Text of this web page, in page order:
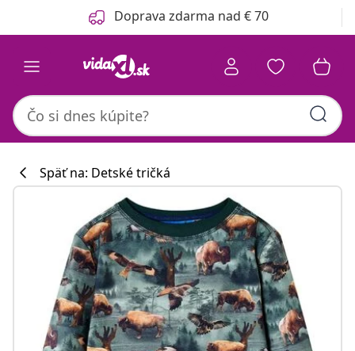
Predchádzajúce Doprava zdarma nad € 70
Späť na: Detské tričká